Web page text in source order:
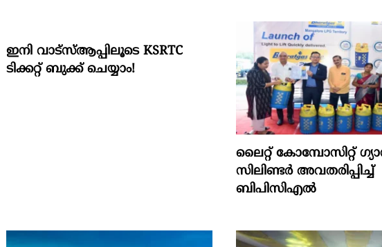
ഇനി വാട്‌സ്ആപ്പിലൂടെ KSRTC
ടിക്കറ്റ് ബുക്ക് ചെയ്യാം!
ലൈറ്റ് കോമ്പോസിറ്റ്
സിലിണ്ടർ അവതരിപ്പിച്ച്
ബിപിസിഎൽ